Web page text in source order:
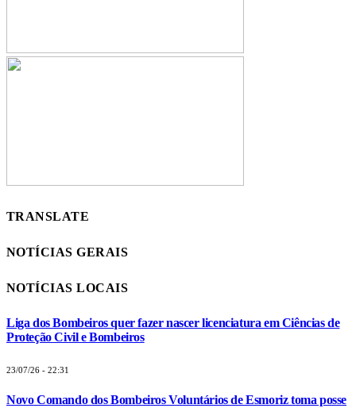
TRANSLATE
NOTÍCIAS GERAIS
NOTÍCIAS LOCAIS
Liga dos Bombeiros quer fazer nascer licenciatura em Ciências de
Proteção Civil e Bombeiros
23/07/26 - 22:31
Novo Comando dos Bombeiros Voluntários de Esmoriz toma posse